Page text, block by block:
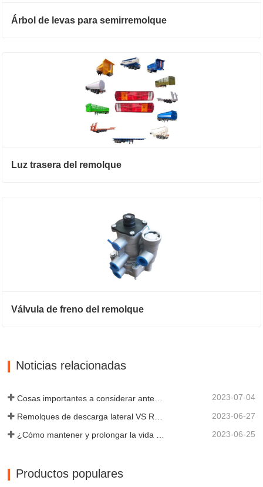
Árbol de levas para semirremolque
Luz trasera del remolque
Válvula de freno del remolque
Noticias relacionadas
2023-07-04
2023-06-27
2023-06-25
Productos populares